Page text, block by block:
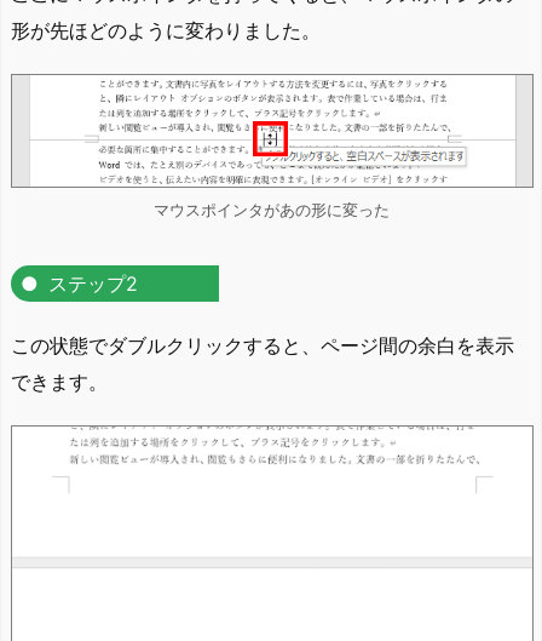
形が先ほどのように変わりました。
マウスポインタがあの形に変った
ステップ2
この状態でダブルクリックすると、ページ間の余白を表示
できます。